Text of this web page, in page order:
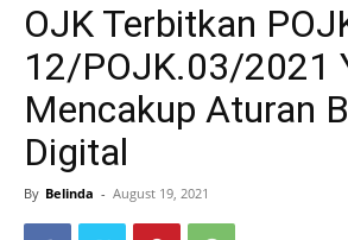
OJK Terbitkan
12/POJK.03/2021
Mencakup Aturan
Digital
By Belinda - August 19, 2021